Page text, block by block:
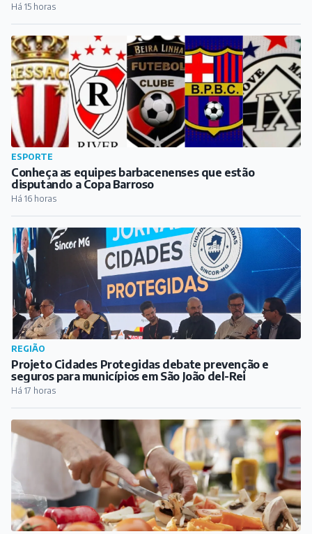
Há 15 horas
ESPORTE
Conheça as equipes barbacenenses que estão
disputando a Copa Barroso
Há 16 horas
REGIÃO
Projeto Cidades Protegidas debate prevenção e
seguros para municípios em São João del-Rei
Há 17 horas